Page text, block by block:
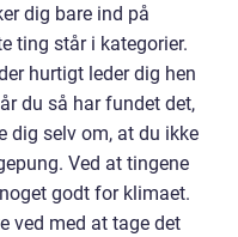
dig bare ind på
ting står i kategorier.
hurtigt leder dig hen
du så har fundet det,
dig selv om, at du ikke
Ved at tingene
godt for klimaet.
ved med at tage det